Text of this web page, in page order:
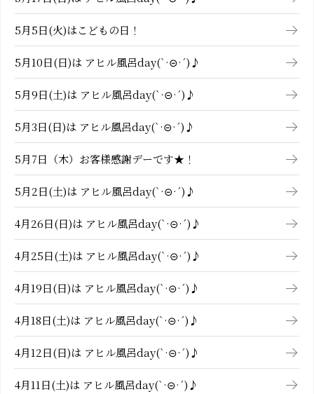
5月5日(火)はこどもの日！
5月10日(日)は アヒル風呂day(`·⊝·´)♪
5月9日(土)は アヒル風呂day(`·⊝·´)♪
5月3日(日)は アヒル風呂day(`·⊝·´)♪
5月7日（木）お客様感謝デーです★！
5月2日(土)は アヒル風呂day(`·⊝·´)♪
4月26日(日)は アヒル風呂day(`·⊝·´)♪
4月25日(土)は アヒル風呂day(`·⊝·´)♪
4月19日(日)は アヒル風呂day(`·⊝·´)♪
4月18日(土)は アヒル風呂day(`·⊝·´)♪
4月12日(日)は アヒル風呂day(`·⊝·´)♪
4月11日(土)は アヒル風呂day(`·⊝·´)♪